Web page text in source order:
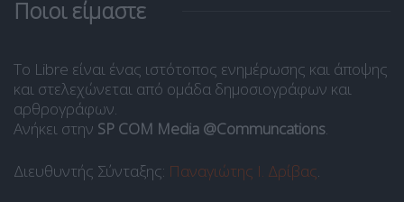
Ποιοι είμαστε
Το Libre είναι ένας ιστότοπος ενημέρωσης και άποψης
και στελεχώνεται από ομάδα δημοσιογράφων και
αρθρογράφων.
Ανήκει στην SP COM Media @Communcations.
Διευθυντής Σύνταξης: Παναγιώτης Ι. Δρίβας.